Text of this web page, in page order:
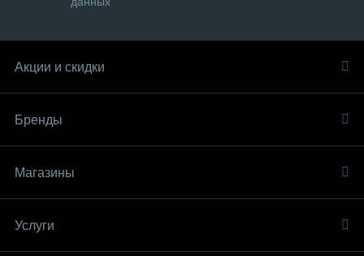
Акции и скидки
Бренды
Магазины
Услуги